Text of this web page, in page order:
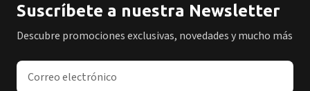
Suscríbete a nuestra Newsletter
Descubre promociones exclusivas, novedades y mucho más
Dirección de correo electrónico